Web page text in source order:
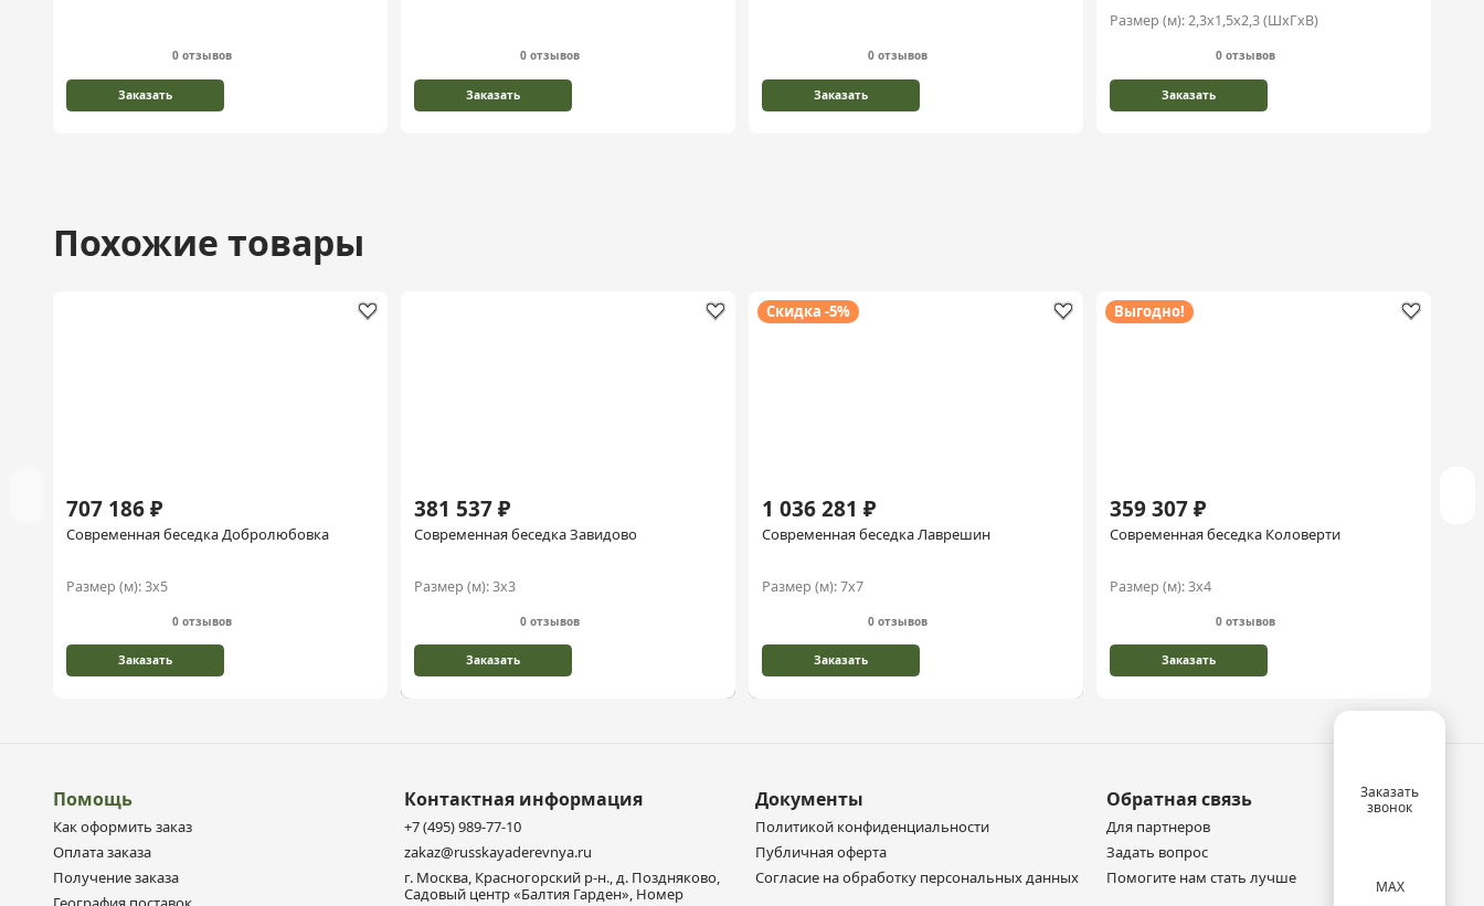
0 отзывов
Заказать
0 отзывов
Заказать
0 отзывов
Заказать
Размер (м):2,3х1,5х2,3 (ШхГхВ)
0 отзывов
Заказать
Похожие товары
707 186 ₽
Современная беседка Добролюбовка
Размер (м):3х5
0 отзывов
Заказать
381 537 ₽
Современная беседка Завидово
Размер (м):3х3
0 отзывов
Заказать
Скидка -5%
1 036 281 ₽
Современная беседка Лаврешин
Размер (м):7х7
0 отзывов
Заказать
Выгодно!
359 307 ₽
Современная беседка Коловерти
Размер (м):3х4
0 отзывов
Заказать
Помощь
Как оформить заказ
Оплата заказа
Получение заказа
Контактная информация
+7 (495) 989-77-10
zakaz@russkayaderevnya.ru
г. Москва, Красногорский р-н., д. Поздняково,
Садовый центр «Балтия Гарден», Номер
Документы
Политикой конфиденциальности
Публичная оферта
Согласие на обработку персональных данных
Обратная связь
Для партнеров
Задать вопрос
Помогите нам стать лучше
Заказать
звонок
MAX